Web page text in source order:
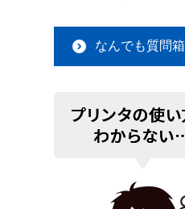
なんでも質問箱